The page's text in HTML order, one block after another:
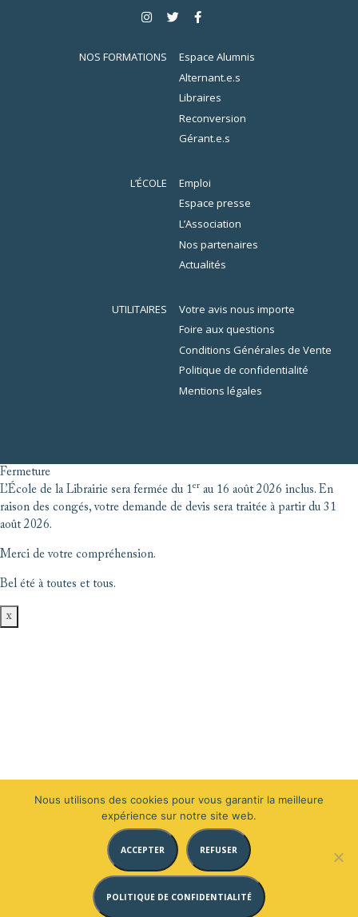
NOS FORMATIONS
Espace Alumnis
Alternant.e.s
Libraires
Reconversion
Gérant.e.s
L’ÉCOLE
Emploi
Espace presse
L’Association
Nos partenaires
Actualités
UTILITAIRES
Votre avis nous importe
Foire aux questions
Conditions Générales de Vente
Politique de confidentialité
Mentions légales
Fermeture
L’École de la Librairie sera fermée du 1er au 16 août 2026 inclus. En
raison des congés, votre demande de devis sera traitée à partir du 31
août 2026.
Merci de votre compréhension.
Bel été à toutes et tous.
x
Nous utilisons des cookies pour vous garantir la meilleure
expérience sur notre site web.
ACCEPTER REFUSER
POLITIQUE DE CONFIDENTIALITÉ